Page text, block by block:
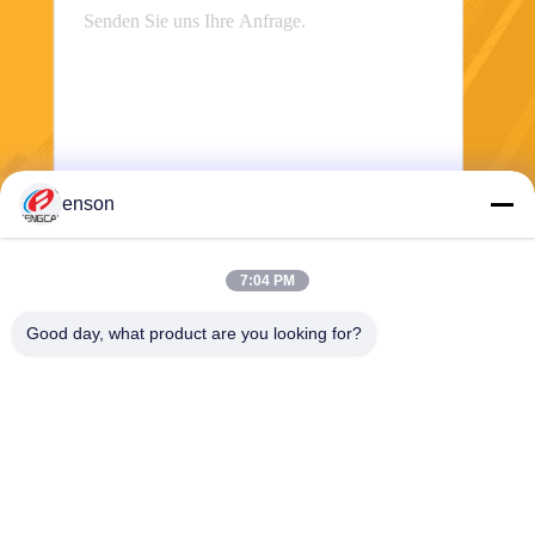
Senden Sie
enson
7:04 PM
Good day, what product are you looking for?